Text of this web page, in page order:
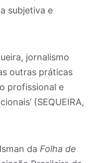
subjetiva e
jornalismo
outras práticas
profissional e
(SEQUEIRA,
da Folha de